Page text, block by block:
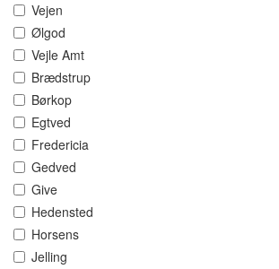
Vejen
Ølgod
Vejle Amt
Brædstrup
Børkop
Egtved
Fredericia
Gedved
Give
Hedensted
Horsens
Jelling